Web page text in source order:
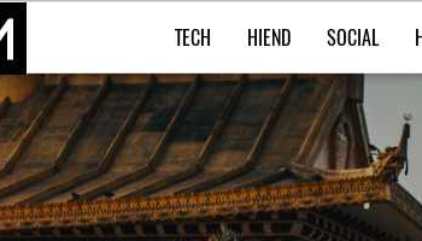
TECH HIEND SOCIAL